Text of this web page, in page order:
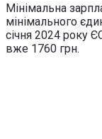
Мінімальна
мінімального
січня 2024 року
вже 1760 грн.